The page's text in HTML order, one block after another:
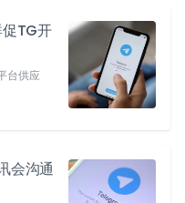
TG开
台供应
会沟通